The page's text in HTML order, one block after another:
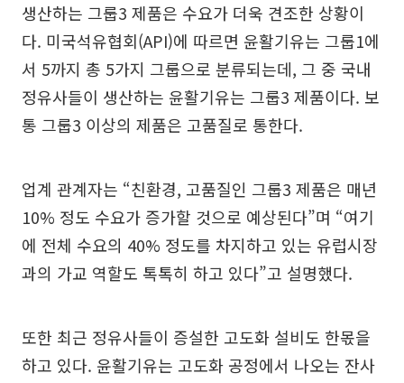
생산하는 그룹3 제품은 수요가 더욱 견조한 상황이
다. 미국석유협회(API)에 따르면 윤활기유는 그룹1에
서 5까지 총 5가지 그룹으로 분류되는데, 그 중 국내
정유사들이 생산하는 윤활기유는 그룹3 제품이다. 보
통 그룹3 이상의 제품은 고품질로 통한다.
업계 관계자는 “친환경, 고품질인 그룹3 제품은 매년
10% 정도 수요가 증가할 것으로 예상된다”며 “여기
에 전체 수요의 40% 정도를 차지하고 있는 유럽시장
과의 가교 역할도 톡톡히 하고 있다”고 설명했다.
또한 최근 정유사들이 증설한 고도화 설비도 한몫을
하고 있다. 윤활기유는 고도화 공정에서 나오는 잔사